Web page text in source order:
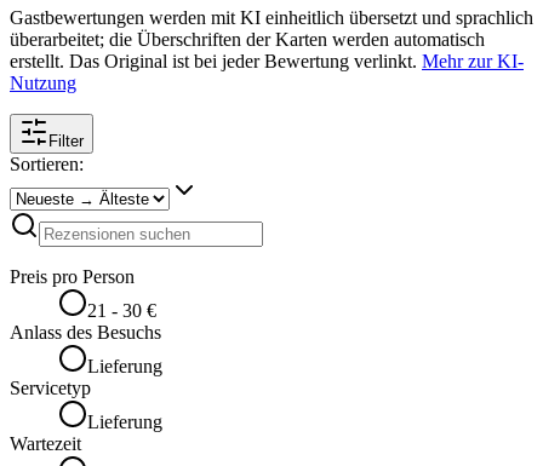
Gastbewertungen werden mit KI einheitlich übersetzt und sprachlich
überarbeitet; die Überschriften der Karten werden automatisch
erstellt. Das Original ist bei jeder Bewertung verlinkt. Mehr zur KI-
Nutzung
Filter
Sortieren:
Preis pro Person
21 - 30 €
Anlass des Besuchs
Lieferung
Servicetyp
Lieferung
Wartezeit